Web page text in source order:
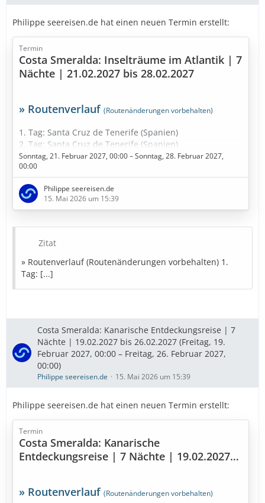
Philippe seereisen.de hat einen neuen Termin erstellt:
Termin
Costa Smeralda: Inselträume im Atlantik | 7
Nächte | 21.02.2027 bis 28.02.2027
» Routenverlauf (Routenänderungen vorbehalten)
1. Tag: Santa Cruz de Tenerife (Spanien)
2. Tag: Santa Cruz de Tenerife (Spanien)
3. Tag: Fuerteventura (Spanien)
4. Tag: Seetag
5. Tag: Funchal - Madeira (Portugal)
6. Tag: Am dunkelsten Punkt im Kanarische Meernien
(Spanien)
8. Tag: Arrecife / Lanzarote (Spanien)
9. Tag: Santa Cruz de Tenerife (Spanien)
» Bestpreise in Sicht
Diese Kreuzfahrt buchen
Ausflugstipps …
Sonntag, 21. Februar 2027, 00:00 – Sonntag, 28. Februar 2027,
00:00
Philippe seereisen.de
15. Mai 2026 um 15:39
Zitat
» Routenverlauf (Routenänderungen vorbehalten) 1.
Tag: [...]
Costa Smeralda: Kanarische Entdeckungsreise | 7
Nächte | 19.02.2027 bis 26.02.2027 (Freitag, 19.
Februar 2027, 00:00 – Freitag, 26. Februar 2027,
00:00)
Philippe seereisen.de 15. Mai 2026 um 15:39
Philippe seereisen.de hat einen neuen Termin erstellt:
Termin
Costa Smeralda: Kanarische
Entdeckungsreise | 7 Nächte | 19.02.2027
» Routenverlauf (Routenänderungen vorbehalten)